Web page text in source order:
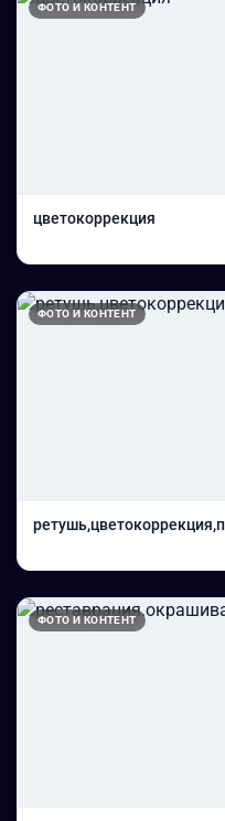
ФОТО И КОНТЕНТ
цветокоррекция
ФОТО И КОНТЕНТ
ФОТО И КОНТЕНТ